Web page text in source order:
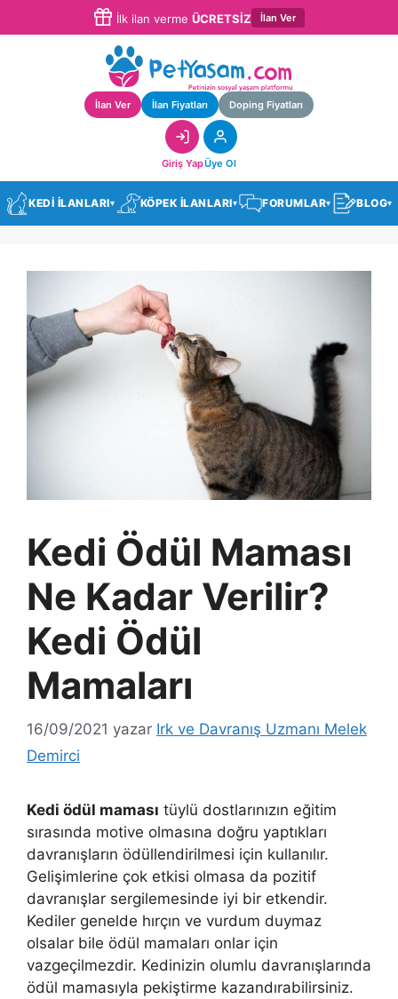
İlk ilan verme ÜCRETSİZ İlan Ver
İlan Ver İlan Fiyatları Doping Fiyatları
Giriş YapÜye Ol
KEDİ İLANLARI▾ KÖPEK İLANLARI▾ FORUMLAR▾ BLOG▾
Kedi Ödül Maması
Ne Kadar Verilir?
Kedi Ödül
Mamaları
16/09/2021 yazar Irk ve Davranış Uzmanı Melek
Demirci
Kedi ödül maması tüylü dostlarınızın eğitim
sırasında motive olmasına doğru yaptıkları
davranışların ödüllendirilmesi için kullanılır.
Gelişimlerine çok etkisi olmasa da pozitif
davranışlar sergilemesinde iyi bir etkendir.
Kediler genelde hırçın ve vurdum duymaz
olsalar bile ödül mamaları onlar için
vazgeçilmezdir. Kedinizin olumlu davranışlarında
ödül mamasıyla pekiştirme kazandırabilirsiniz.